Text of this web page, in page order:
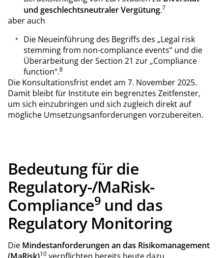
und geschlechtsneutraler Vergütung.7
aber auch
Die Neueinführung des Begriffs des „Legal risk
stemming from non-compliance events“ und die
Überarbeitung der Section 21 zur „Compliance
function“.8
Die Konsultationsfrist endet am 7. November 2025.
Damit bleibt für Institute ein begrenztes Zeitfenster,
um sich einzubringen und sich zugleich direkt auf
mögliche Umsetzungsanforderungen vorzubereiten.
Bedeutung für die
Regulatory-/MaRisk-
Compliance9und das
Regulatory Monitoring
Die Mindestanforderungen an das Risikomanagement
10